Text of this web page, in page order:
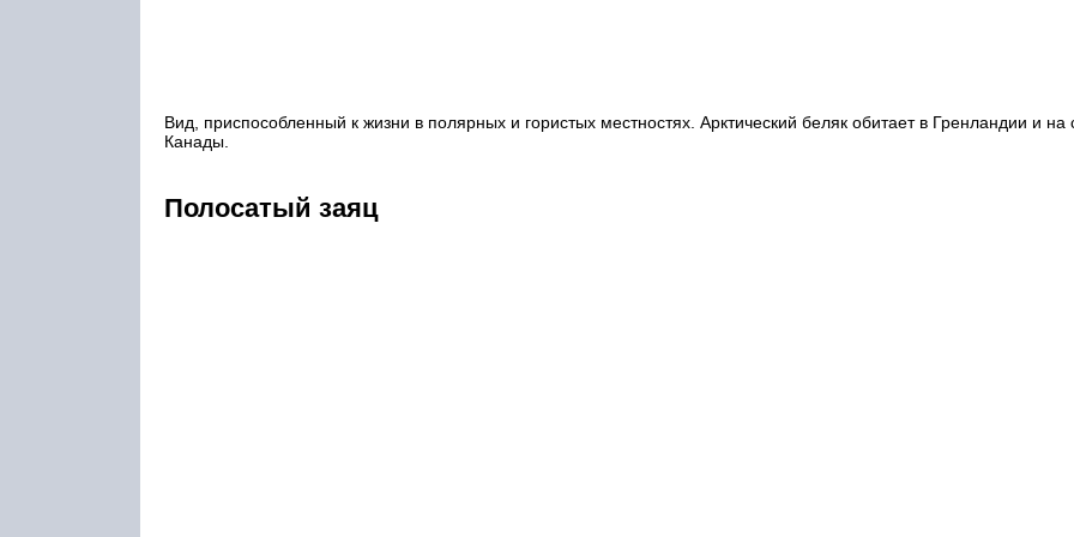
Вид, приспособленный к жизни в полярных и гористых местностях. Арктический беляк обитает в Гренландии и на
Канады.
Полосатый заяц